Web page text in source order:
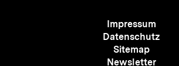
Meta-
Navigation
Impressum
Datenschutz
Sitemap
Newsletter